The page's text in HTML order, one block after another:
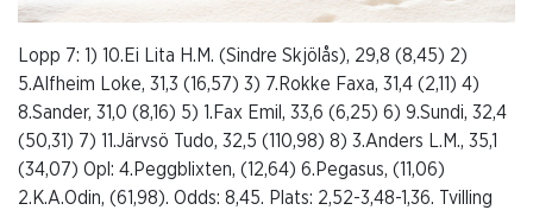
Lopp 7: 1) 10.Ei Lita H.M. (Sindre Skjölås), 29,8 (8,45) 2)
5.Alfheim Loke, 31,3 (16,57) 3) 7.Rokke Faxa, 31,4 (2,11) 4)
8.Sander, 31,0 (8,16) 5) 1.Fax Emil, 33,6 (6,25) 6) 9.Sundi, 32,4
(50,31) 7) 11.Järvsö Tudo, 32,5 (110,98) 8) 3.Anders L.M., 35,1
(34,07) Opl: 4.Peggblixten, (12,64) 6.Pegasus, (11,06)
2.K.A.Odin, (61,98). Odds: 8,45. Plats: 2,52-3,48-1,36. Tvilling